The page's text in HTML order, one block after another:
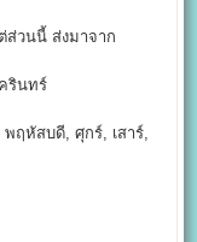
ส่วนนี้ ส่งมาจาก
รินทร์
ฤหัสบดี, ศุกร์, เสาร์,